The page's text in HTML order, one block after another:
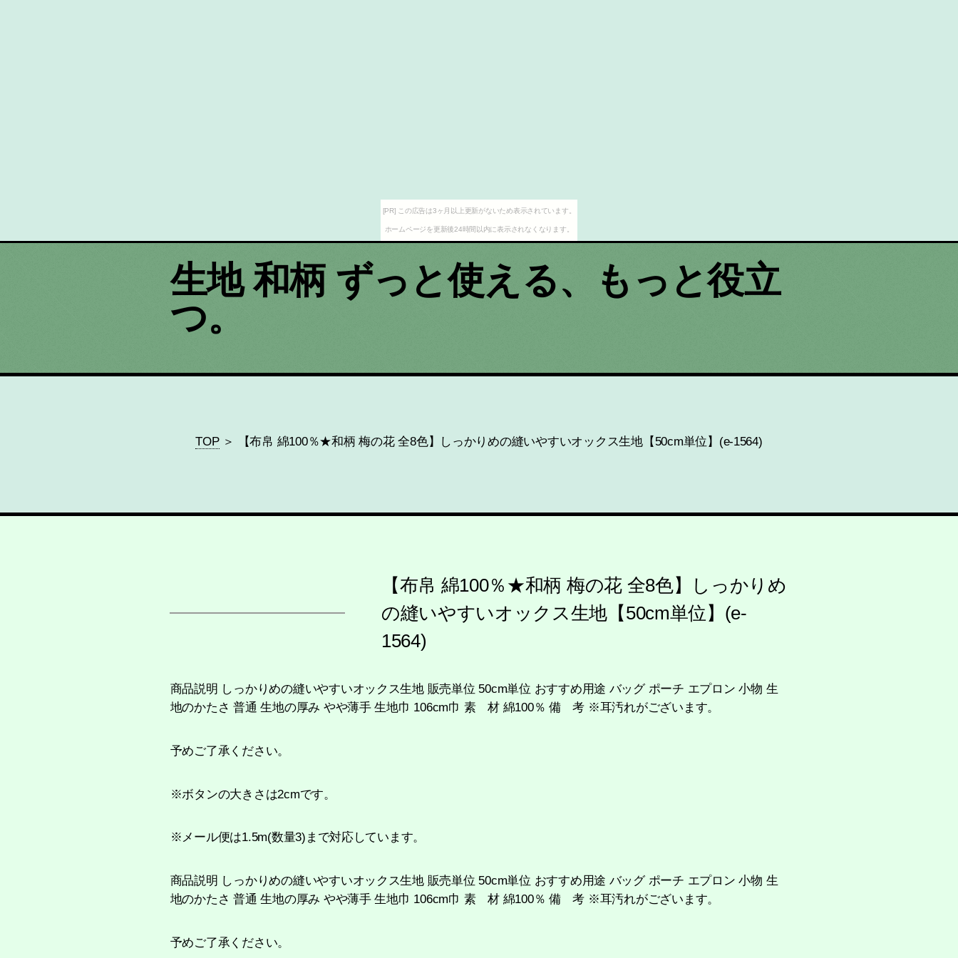
[PR] この広告は3ヶ月以上更新がないため表示されています。
ホームページを更新後24時間以内に表示されなくなります。
生地 和柄 ずっと使える、もっと役立
つ。
TOP＞ 【布帛 綿100％★和柄 梅の花 全8色】しっかりめの縫いやすいオックス生地【50cm単位】(e-1564)
【布帛 綿100％★和柄 梅の花 全8色】しっかりめ
の縫いやすいオックス生地【50cm単位】(e-
1564)
商品説明 しっかりめの縫いやすいオックス生地 販売単位 50cm単位 おすすめ用途 バッグ ポーチ エプロン 小物 生
地のかたさ 普通 生地の厚み やや薄手 生地巾 106cm巾 素 材 綿100％ 備 考 ※耳汚れがございます。
予めご了承ください。
※ボタンの大きさは2cmです。
※メール便は1.5m(数量3)まで対応しています。
商品説明 しっかりめの縫いやすいオックス生地 販売単位 50cm単位 おすすめ用途 バッグ ポーチ エプロン 小物 生
地のかたさ 普通 生地の厚み やや薄手 生地巾 106cm巾 素 材 綿100％ 備 考 ※耳汚れがございます。
予めご了承ください。